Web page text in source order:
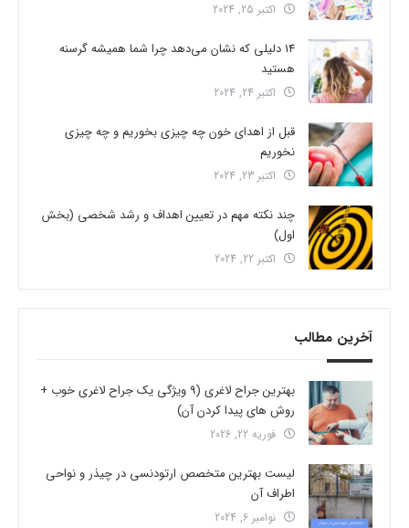
اکتبر 25, 2024
14 دلیلی که نشان می‌دهد چرا شما همیشه گرسنه
هستید
اکتبر 24, 2024
قبل از اهدای خون چه چیزی بخوریم و چه چیزی
نخوریم
اکتبر 23, 2024
چند نکته مهم در تعیین اهداف و رشد شخصی (بخش
اول)
اکتبر 22, 2024
آخرین مطالب
بهترین جراح لاغری (9 ویژگی یک جراح لاغری خوب +
روش های پیدا کردن آن)
فوریه 22, 2026
لیست بهترین متخصص ارتودنسی در چیذر و نواحی
اطراف آن
نوامبر 6, 2024